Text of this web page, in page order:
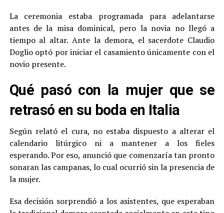
La ceremonia estaba programada para adelantarse
antes de la misa dominical, pero la novia no llegó a
tiempo al altar. Ante la demora, el sacerdote Claudio
Doglio optó por iniciar el casamiento únicamente con el
novio presente.
Qué pasó con la mujer que se
retrasó en su boda en Italia
Según relató el cura, no estaba dispuesto a alterar el
calendario litúrgico ni a mantener a los fieles
esperando. Por eso, anunció que comenzaría tan pronto
sonaran las campanas, lo cual ocurrió sin la presencia de
la mujer.
Esa decisión sorprendió a los asistentes, que esperaban